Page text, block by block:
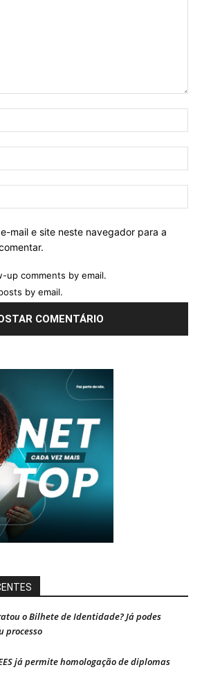
mail e site neste navegador para a
up comments by email.
by email.
o Bilhete de Identidade? Já podes
processo
já permite homologação de diplomas